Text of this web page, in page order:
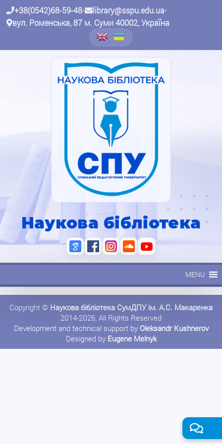
+38(0542)68-59-48• library@sspu.edu.ua•
вул. Роменська, 87 м. Суми 40002, Україна
Наукова бібліотека
MENU
Copyright © Наукова бібліотека СумДПУ ім. А.С. Макаренка
2014-2026, All Rights Reserved
Development and technical support by Oleksandr Kushnerov
Designed by Eugene Melnyk